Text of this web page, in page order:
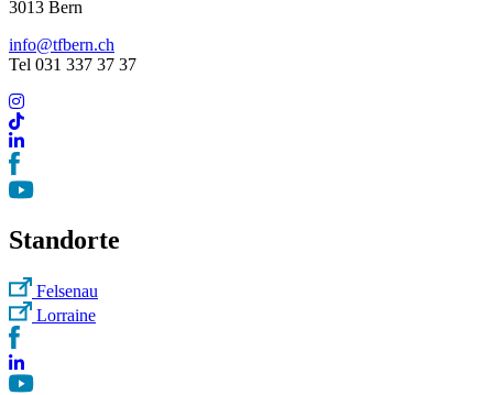
3013 Bern
info@tfbern.ch
Tel 031 337 37 37
Standorte
Felsenau
Lorraine